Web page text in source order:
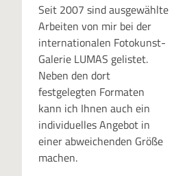
Seit 2007 sind ausgewählte
Arbeiten von mir bei der
internationalen Fotokunst-
Galerie LUMAS gelistet.
Neben den dort
festgelegten Formaten
kann ich Ihnen auch ein
individuelles Angebot in
einer abweichenden Größe
machen.